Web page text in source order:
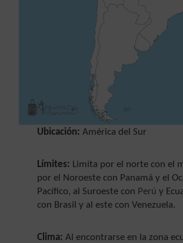
Ubicación: América del Sur
Límites: Limita por el norte con el
por el Noroeste con Panamá y el
Pacífico, al Suroeste con Perú y
con Brasil y al este con Venezuela.
Clima: Al encontrarse en la zona